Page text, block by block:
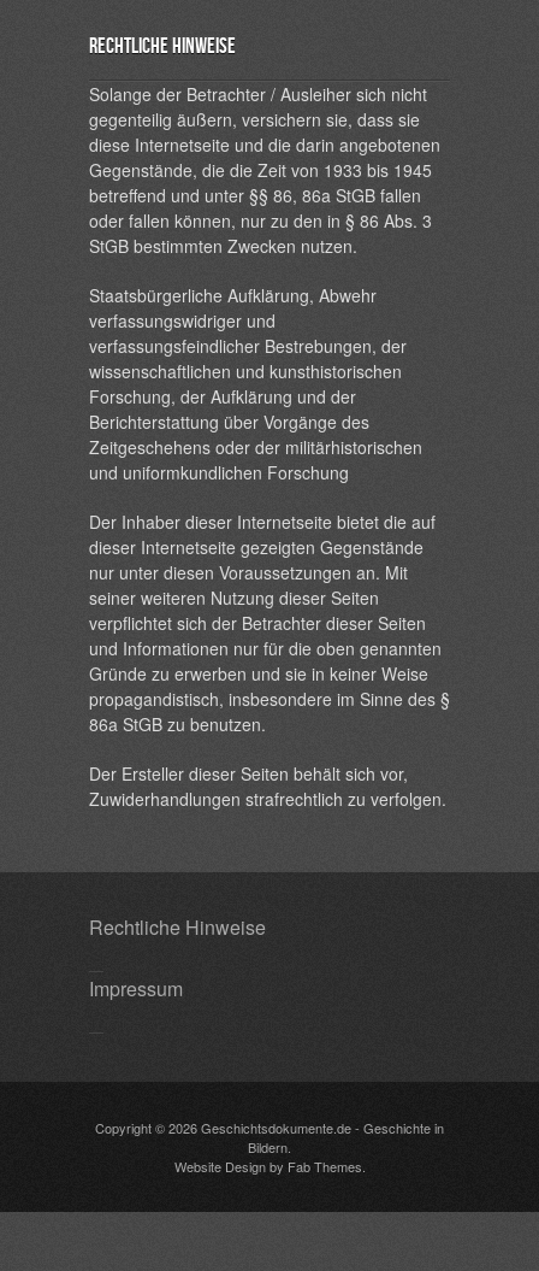
Rechtliche Hinweise
Solange der Betrachter / Ausleiher sich nicht
gegenteilig äußern, versichern sie, dass sie
diese Internetseite und die darin angebotenen
Gegenstände, die die Zeit von 1933 bis 1945
betreffend und unter §§ 86, 86a StGB fallen
oder fallen können, nur zu den in § 86 Abs. 3
StGB bestimmten Zwecken nutzen.
Staatsbürgerliche Aufklärung, Abwehr
verfassungswidriger und
verfassungsfeindlicher Bestrebungen, der
wissenschaftlichen und kunsthistorischen
Forschung, der Aufklärung und der
Berichterstattung über Vorgänge des
Zeitgeschehens oder der militärhistorischen
und uniformkundlichen Forschung
Der Inhaber dieser Internetseite bietet die auf
dieser Internetseite gezeigten Gegenstände
nur unter diesen Voraussetzungen an. Mit
seiner weiteren Nutzung dieser Seiten
verpflichtet sich der Betrachter dieser Seiten
und Informationen nur für die oben genannten
Gründe zu erwerben und sie in keiner Weise
propagandistisch, insbesondere im Sinne des §
86a StGB zu benutzen.
Der Ersteller dieser Seiten behält sich vor,
Zuwiderhandlungen strafrechtlich zu verfolgen.
Rechtliche Hinweise
Impressum
Copyright © 2026Geschichtsdokumente.de- Geschichte in
Bildern.
Website Designby Fab Themes